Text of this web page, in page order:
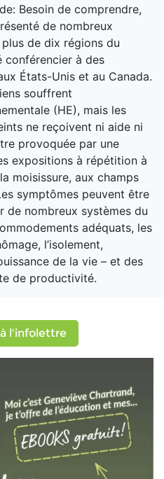
Besoin de comprendre,
de nombreux
de dix régions du
conférencier à des
États-Unis et au Canada.
souffrent
(HE), mais les
ne reçoivent ni aide ni
provoquée par une
expositions à répétition à
moisissure, aux champs
symptômes peuvent être
de nombreux systèmes du
adéquats, les
l’isolement,
de la vie – et des
de productivité.
l'infolettre